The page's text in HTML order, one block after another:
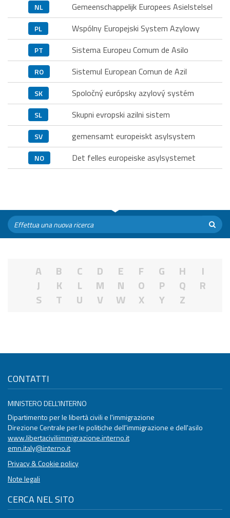
NL Gemeenschappelijk Europees Asielstelsel
PL Wspólny Europejski System Azylowy
PT Sistema Europeu Comum de Asilo
RO Sistemul European Comun de Azil
SK Spoločný európsky azylový systém
SL Skupni evropski azilni sistem
SV gemensamt europeiskt asylsystem
NO Det felles europeiske asylsystemet
A B C D E F G H
I
J
K L M N O P Q
R
S
T U V W X Y Z
CONTATTI
MINISTERO DELL'INTERNO
Dipartimento per le libertà civili e l'immigrazione
Direzione Centrale per le politiche dell'immigrazione e dell'asilo
www.libertaciviliimmigrazione.interno.it
emn.italy@interno.it
Privacy & Cookie policy
Note legali
CERCA NEL SITO